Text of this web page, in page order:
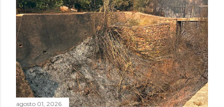
agosto 01, 2026